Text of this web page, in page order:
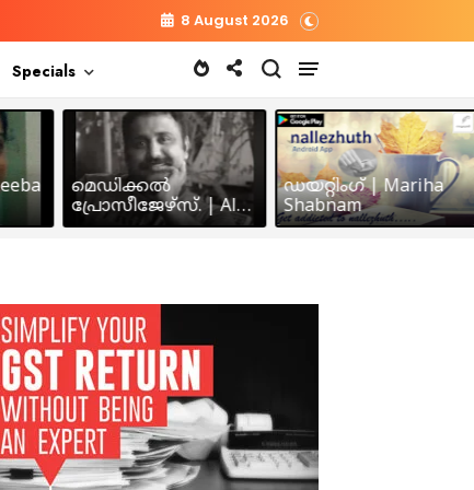
8 August 2026
Specials
മെഡിക്കൽ
പ്രോസീജേഴ്സ്‌. | Alex
John
ഡയറ്റിംഗ് | Mariha
Shabnam